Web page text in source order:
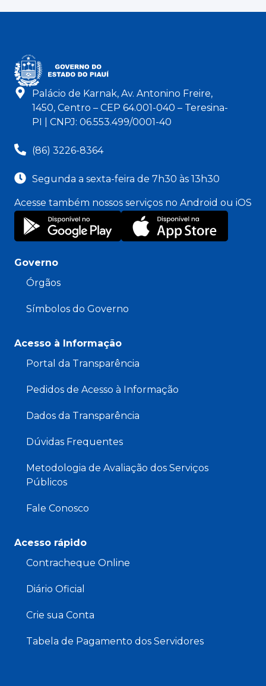
Palácio de Karnak, Av. Antonino Freire,
1450, Centro – CEP 64.001-040 – Teresina-
PI | CNPJ: 06.553.499/0001-40
(86) 3226-8364
Segunda a sexta-feira de 7h30 às 13h30
Acesse também nossos serviços no Android ou iOS
Governo
Órgãos
Símbolos do Governo
Acesso à Informação
Portal da Transparência
Pedidos de Acesso à Informação
Dados da Transparência
Dúvidas Frequentes
Metodologia de Avaliação dos Serviços
Públicos
Fale Conosco
Acesso rápido
Contracheque Online
Diário Oficial
Crie sua Conta
Tabela de Pagamento dos Servidores